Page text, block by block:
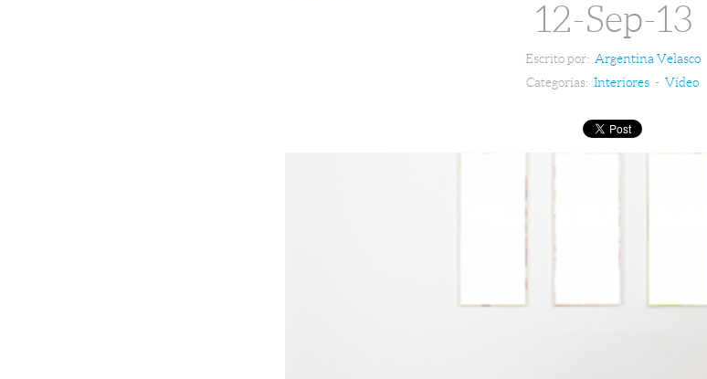
12-Sep-13
Escrito por: Argentina Velasco
Categorías: Interiores - Vídeo